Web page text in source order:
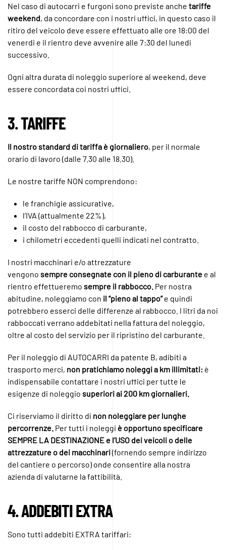
Nel caso di autocarri e furgoni sono previste anche tariffe
weekend, da concordare con i nostri uffici, in questo caso il
ritiro del veicolo deve essere effettuato alle ore 18:00 del
venerdi e il rientro deve avvenire alle 7:30 del lunedi
successivo.
Ogni altra durata di noleggio superiore al weekend, deve
essere concordata coi nostri uffici.
3. TARIFFE
Il nostro standard di tariffa è giornaliero, per il normale
orario di lavoro (dalle 7.30 alle 18.30).
Le nostre tariffe NON comprendono:
le franchigie assicurative,
l’IVA (attualmente 22%),
il costo del rabbocco di carburante,
i chilometri eccedenti quelli indicati nel contratto.
I nostri macchinari e/o attrezzature
vengono sempre consegnate con il pieno di carburante e al
rientro effettueremo sempre il rabbocco. Per nostra
abitudine, noleggiamo con il “pieno al tappo”e quindi
potrebbero esserci delle differenze al rabbocco. I litri da noi
rabboccati verrano addebitati nella fattura del noleggio,
oltre al costo del servizio per il ripristino del carburante.
Per il noleggio di AUTOCARRI da patente B, adibiti a
trasporto merci, non pratichiamo noleggi a km illimitati: è
indispensabile contattare i nostri uffici per tutte le
esigenze di noleggio superiori ai 200 km giornalieri.
Ci riserviamo il diritto di non noleggiare per lunghe
percorrenze. Per tutti i noleggi è opportuno specificare
SEMPRE LA DESTINAZIONE e l’USO dei veicoli o delle
attrezzature o dei macchinari(fornendo sempre indirizzo
del cantiere o percorso) onde consentire alla nostra
azienda di valutarne la fattibilità.
4. ADDEBITI EXTRA
Sono tutti addebiti EXTRA tariffari: